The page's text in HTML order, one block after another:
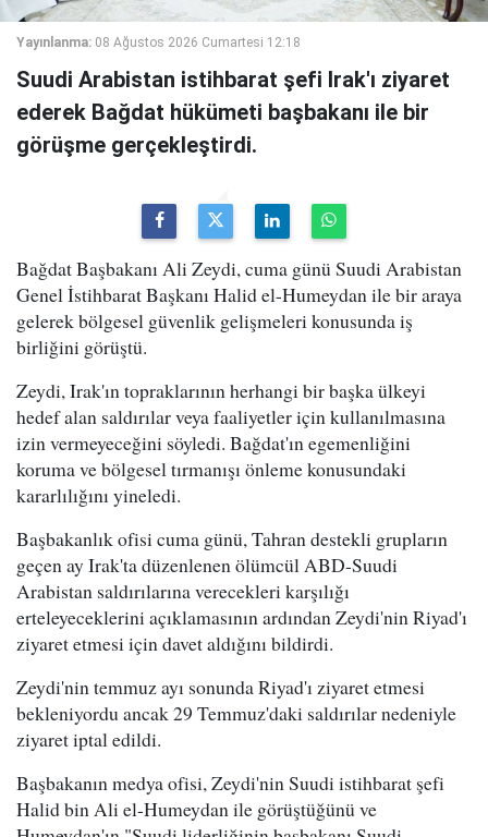
Yayınlanma: 08 Ağustos 2026 Cumartesi 12:18
Suudi Arabistan istihbarat şefi Irak'ı ziyaret
ederek Bağdat hükümeti başbakanı ile bir
görüşme gerçekleştirdi.
Bağdat Başbakanı Ali Zeydi, cuma günü Suudi Arabistan
Genel İstihbarat Başkanı Halid el-Humeydan ile bir araya
gelerek bölgesel güvenlik gelişmeleri konusunda iş
birliğini görüştü.
Zeydi, Irak'ın topraklarının herhangi bir başka ülkeyi
hedef alan saldırılar veya faaliyetler için kullanılmasına
izin vermeyeceğini söyledi. Bağdat'ın egemenliğini
koruma ve bölgesel tırmanışı önleme konusundaki
kararlılığını yineledi.
Başbakanlık ofisi cuma günü, Tahran destekli grupların
geçen ay Irak'ta düzenlenen ölümcül ABD-Suudi
Arabistan saldırılarına verecekleri karşılığı
erteleyeceklerini açıklamasının ardından Zeydi'nin Riyad'ı
ziyaret etmesi için davet aldığını bildirdi.
Zeydi'nin temmuz ayı sonunda Riyad'ı ziyaret etmesi
bekleniyordu ancak 29 Temmuz'daki saldırılar nedeniyle
ziyaret iptal edildi.
Başbakanın medya ofisi, Zeydi'nin Suudi istihbarat şefi
Halid bin Ali el-Humeydan ile görüştüğünü ve